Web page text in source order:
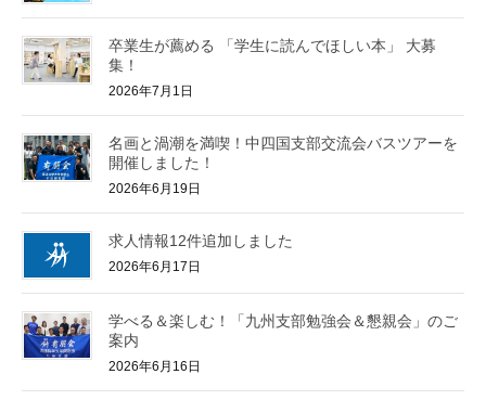
卒業生が薦める 「学生に読んでほしい本」 大募
集！
2026年7月1日
名画と渦潮を満喫！中四国支部交流会バスツアーを
開催しました！
2026年6月19日
求人情報12件追加しました
2026年6月17日
学べる＆楽しむ！「九州支部勉強会＆懇親会」のご
案内
2026年6月16日